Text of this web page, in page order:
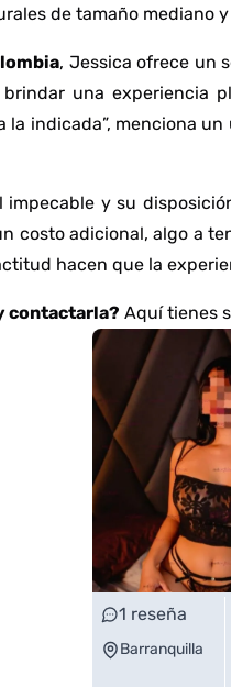
de tamaño mediano
, Jessica ofrece un
una experiencia
la indicada”, menciona
y su
costo adicional, algo a
hacen que la
contactarla? Aquí tienes
1 reseña
Barranquilla